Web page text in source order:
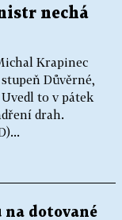
nechá
Krapinec
Důvěrné,
to v pátek
drah.
na dotované